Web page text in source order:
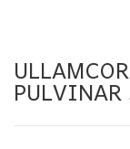
PULVINAR